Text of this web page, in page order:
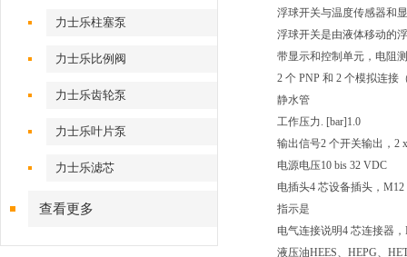
力士乐柱塞泵
力士乐比例阀
力士乐齿轮泵
力士乐叶片泵
力士乐滤芯
查看更多
浮球开关与温度传感器和
浮球开关是由液体移动的
带显示和控制单元，电阻
2 个 PNP 和 2 个模拟连接
静水管
工作压力. [bar]1.0
输出信号2 个开关输出，2
电源电压10 bis 32 VDC
电插头4 芯设备插头，M12
指示是
电气连接说明4 芯连接器
液压油HEES、HEPG、